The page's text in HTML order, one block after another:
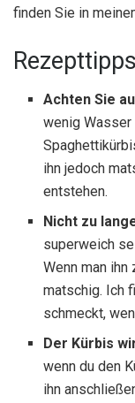
finden Sie in
Rezepttipps
Achten Sie
wenig
ihn jedoch
entstehen.
Nicht zu
superweich
Wenn man
matschig. Ich
schmeckt,
Der Kürbis
wenn du den
ihn